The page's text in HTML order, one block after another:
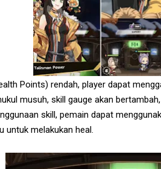
Points) rendah, player dapat
musuh, skill gauge akan
skill, pemain dapat
untuk melakukan heal.